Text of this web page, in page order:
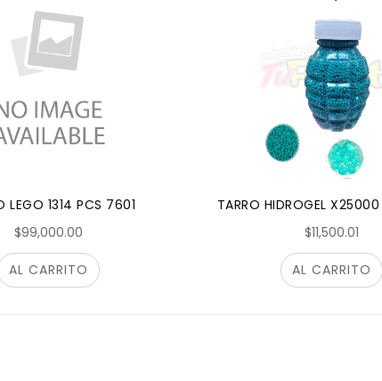
LEGO 1314 PCS 7601
$99,000.00
AL CARRITO
TARRO HIDROGEL
$11,500.01
AL CARRITO